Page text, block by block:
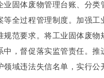
业固体废物管理台账、分
全过程管理制度。 加强工
规范要求。将工业固体废物
中，督促落实监管责任。推
领域违法失信名单，实行公